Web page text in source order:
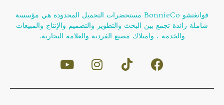
قوانغتشو BonnieCo مستحضرات التجميل المحدودة هي مؤسسة
شاملة رائدة تجمع بين البحث والتطوير والتصميم والإنتاج والمبيعات
والخدمة ، وامتلاك مصنع الفردية والعلامة التجارية.